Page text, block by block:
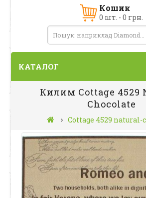
Кошик
0 шт. - 0 грн.
КАТАЛОГ
Килим Cottage 4529
Chocolate
Cottage 4529 natural-